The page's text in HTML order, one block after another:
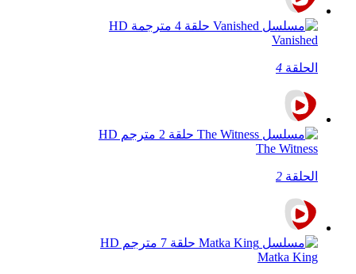
Vanished
الحلقة 4
The Witness
الحلقة 2
Matka King